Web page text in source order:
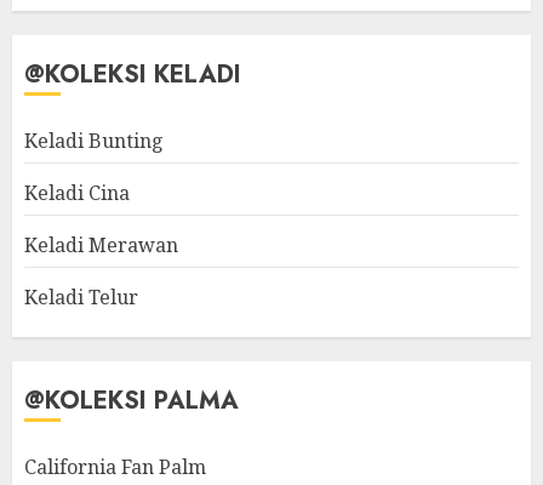
@KOLEKSI KELADI
Keladi Bunting
Keladi Cina
Keladi Merawan
Keladi Telur
@KOLEKSI PALMA
California Fan Palm